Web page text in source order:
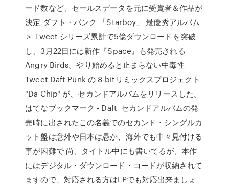
ード数など、セールスデータを元に受賞者＆作品が
決定 ダフト・パンク 「Starboy」 最優秀アルバム
＞ Tweet シリーズ累計で5億ダウンロードを突破
し、3月22日には新作『Space』も発売される
Angry Birds。やり始めると止まらない中毒性
Tweet Daft Punk の 8-bitリミックスプロジェクト
"Da Chip" が、セカンドアルバムをリリースした。
はてなブックマーク - Daft セカンドアルバムの発
売時に出されたこの名義でのセカンド・シングルカ
ット盤は意外や日本は愚か、海外でも中々見付ける
事が困難で 尚、タイトル中にも書いてるが、本作
にはデジタル・ダウンロード・コードが収納されて
ますので、対応される方はLPでも対応出来ましょ